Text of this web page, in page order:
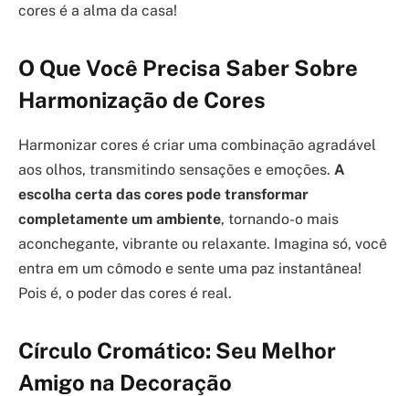
cores é a alma da casa!
O Que Você Precisa Saber Sobre
Harmonização de Cores
Harmonizar cores é criar uma combinação agradável
aos olhos, transmitindo sensações e emoções. A
escolha certa das cores pode transformar
completamente um ambiente, tornando-o mais
aconchegante, vibrante ou relaxante. Imagina só, você
entra em um cômodo e sente uma paz instantânea!
Pois é, o poder das cores é real.
Círculo Cromático: Seu Melhor
Amigo na Decoração